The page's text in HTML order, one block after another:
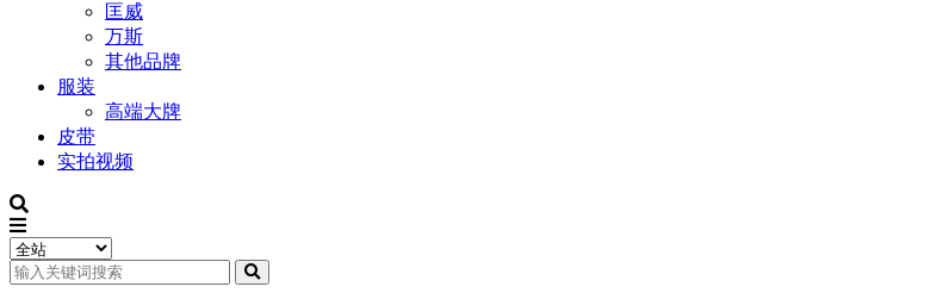
匡威
万斯
其他品牌
服装
高端大牌
皮带
实拍视频